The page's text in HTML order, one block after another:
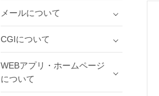
メールについて
CGIについて
WEBアプリ・ホームページ
について